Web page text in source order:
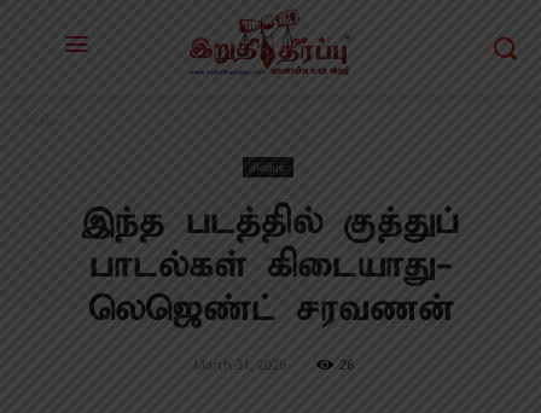
சினிமா
இந்த படத்தில் குத்துப்
பாடல்கள் கிடையாது-
லெஜெண்ட் சரவணன்
March 31, 2026 26